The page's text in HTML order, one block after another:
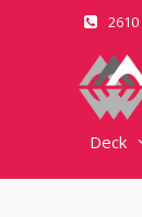
Μετάβαση
περιεχόμενο
Deck